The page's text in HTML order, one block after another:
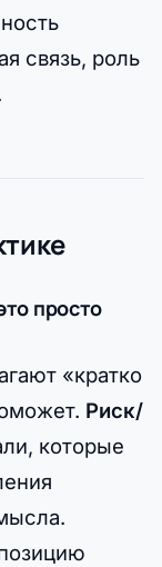
связь, роль
просто
«кратко
Риск/
которые